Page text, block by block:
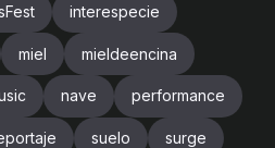
interespecie
miel mieldeencina
nave performance
suelo surge